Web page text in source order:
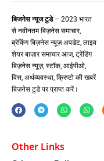
बिजनेस न्यूज टुडे– 2023 भारत
से नवीनतम बिज़नेस समाचार,
ब्रेकिंग बिज़नेस न्यूज़ अपडेट, लाइव
शेयर बाज़ार समाचार आज, ट्रेंडिंग
बिज़नेस न्यूज़, स्टॉक, आईपीओ,
वित्त, अर्थव्यवस्था, क्रिप्टो की खबरें
बिज़नेस टुडे पर प्राप्त करें।
Other Links